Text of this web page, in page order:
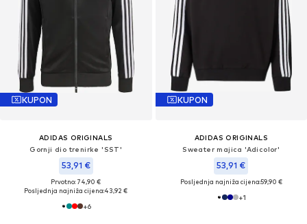
KUPON
ADIDAS ORIGINALS
Gornji dio trenirke 'SST'
53,91 €
Prvotno: 74,90 €
Posljednja najniža cijena:43,92 €
+6
KUPON
ADIDAS ORIGINALS
Sweater majica 'Adicolor'
53,91 €
Posljednja najniža cijena:59,90 €
+1